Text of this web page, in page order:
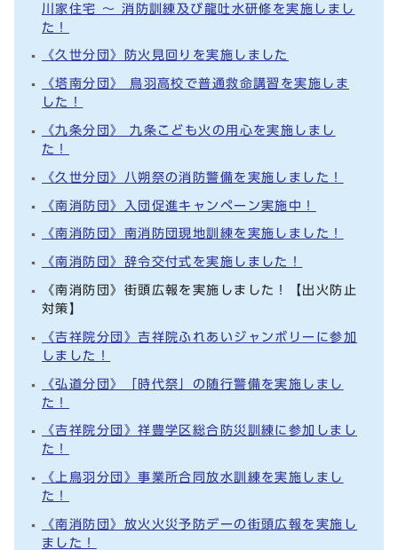
川家住宅 ～ 消防訓練及び龍吐水研修を実施しまし
た！
《久世分団》防火見回りを実施しました
《塔南分団》 鳥羽高校で普通救命講習を実施しま
した！
《九条分団》 九条こども火の用心を実施しまし
た！
《久世分団》八朔祭の消防警備を実施しました！
《南消防団》入団促進キャンペーン実施中！
《南消防団》南消防団現地訓練を実施しました！
《南消防団》辞令交付式を実施しました！
《南消防団》街頭広報を実施しました！【出火防止
対策】
《吉祥院分団》吉祥院ふれあいジャンボリーに参加
しました！
《弘道分団》「時代祭」の随行警備を実施しまし
た！
《吉祥院分団》祥豊学区総合防災訓練に参加しまし
た！
《上鳥羽分団》事業所合同放水訓練を実施しまし
た！
《南消防団》放火火災予防デーの街頭広報を実施し
ました！